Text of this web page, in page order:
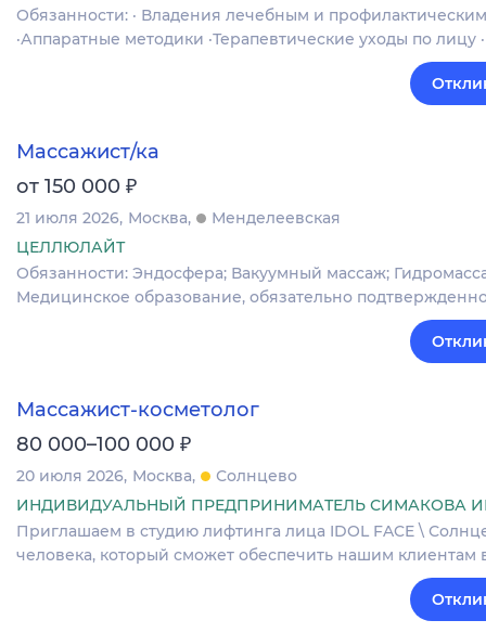
Обязанности: · Владения лечебным и
·Аппаратные методики ·Терапевтические уходы по
Массажист/ка
от 150 000 ₽
21 июля 2026 Москва
Менделеевская
ЦЕЛЛЮЛАЙТ
Обязанности: Эндосфера; Вакуумный массаж;
Медицинское образование, обязательно
Массажист-косметолог
80 000–100 000 ₽
20 июля 2026 Москва
Солнцево
ИНДИВИДУАЛЬНЫЙ ПРЕДПРИНИМАТЕЛЬ СИМАКОВА
Приглашаем в студию лифтинга лица IDOL FACE \
человека, который сможет обеспечить нашим